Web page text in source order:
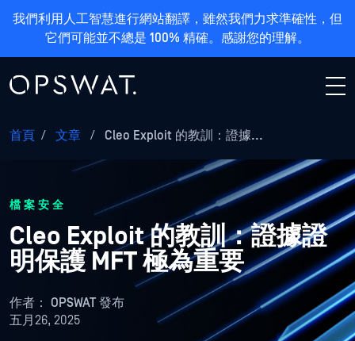
我們利用人工智慧進行網站翻譯，雖然我們力求準確性，但
它們可能並不總是 100% 精確。感謝您的理解。
首頁 / 文章 / Cleo Exploit 的教訓：證據...
檔案安全
Cleo Exploit 的教訓：證據證
明保護 MFT 極為重要
作者： OPSWAT 發布
五月26, 2025